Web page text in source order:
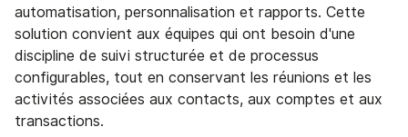
automatisation, personnalisation et rapports. Cette
solution convient aux équipes qui ont besoin d'une
discipline de suivi structurée et de processus
configurables, tout en conservant les réunions et les
activités associées aux contacts, aux comptes et aux
transactions.